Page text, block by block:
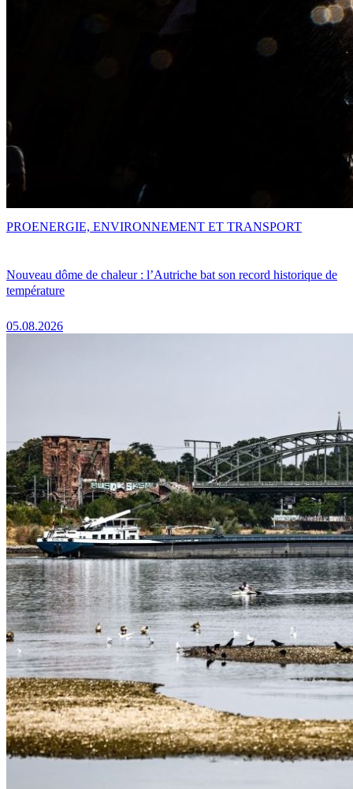
Nouveau dôme de chaleur : l’Autriche bat son record historique de
température
05.08.2026
PROENERGIE, ENVIRONNEMENT ET TRANSPORT